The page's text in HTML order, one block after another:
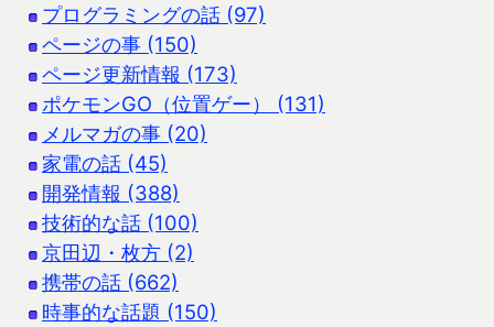
プログラミングの話 (97)
ページの事 (150)
ページ更新情報 (173)
ポケモンGO（位置ゲー） (131)
メルマガの事 (20)
家電の話 (45)
開発情報 (388)
技術的な話 (100)
京田辺・枚方 (2)
携帯の話 (662)
時事的な話題 (150)